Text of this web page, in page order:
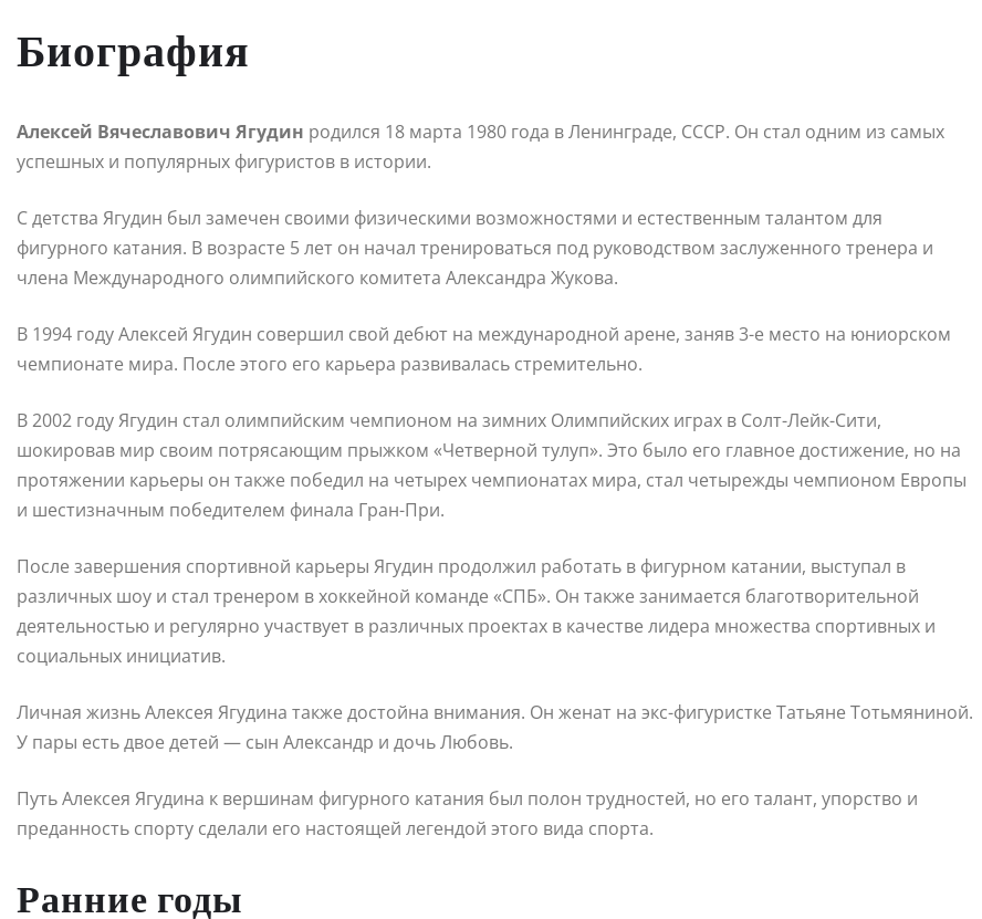
Биография
Алексей Вячеславович Ягудин родился 18 марта 1980 года в Ленинграде, СССР. Он стал одним из самых
успешных и популярных фигуристов в истории.
С детства Ягудин был замечен своими физическими возможностями и естественным талантом для
фигурного катания. В возрасте 5 лет он начал тренироваться под руководством заслуженного тренера и
члена Международного олимпийского комитета Александра Жукова.
В 1994 году Алексей Ягудин совершил свой дебют на международной арене, заняв 3-е место на юниорском
чемпионате мира. После этого его карьера развивалась стремительно.
В 2002 году Ягудин стал олимпийским чемпионом на зимних Олимпийских играх в Солт-Лейк-Сити,
шокировав мир своим потрясающим прыжком «Четверной тулуп». Это было его главное достижение, но на
протяжении карьеры он также победил на четырех чемпионатах мира, стал четырежды чемпионом Европы
и шестизначным победителем финала Гран-При.
После завершения спортивной карьеры Ягудин продолжил работать в фигурном катании, выступал в
различных шоу и стал тренером в хоккейной команде «СПБ». Он также занимается благотворительной
деятельностью и регулярно участвует в различных проектах в качестве лидера множества спортивных и
социальных инициатив.
Личная жизнь Алексея Ягудина также достойна внимания. Он женат на экс-фигуристке Татьяне Тотьмяниной.
У пары есть двое детей — сын Александр и дочь Любовь.
Путь Алексея Ягудина к вершинам фигурного катания был полон трудностей, но его талант, упорство и
преданность спорту сделали его настоящей легендой этого вида спорта.
Ранние годы